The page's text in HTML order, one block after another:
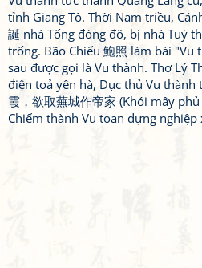
tỉnh Giang Tô. Thời Nam triều,
誕 nhà Tống đóng đô, bị nhà Tuỳ
trống. Bão Chiếu 鮑照 làm bài "Vu
sau được gọi là Vu thành. Thơ Lý
điện toả yên hà, Dục thủ Vu thành
霞，欲取蕪城作帝家 (Khói mây
Chiếm thành Vu toan dựng nghiệp